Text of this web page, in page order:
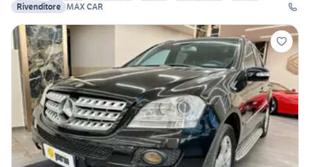
Rivenditore MAX CAR